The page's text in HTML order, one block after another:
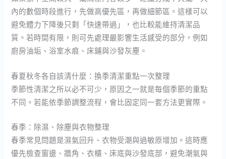
內的數個時段進行，先做高優先區，再做細節區。這樣可以
避免體力下降後只剩「快速帶過」，也比較能維持清潔品
質。若時間有限，則可先處理最影響生活感受的部分，例如
廚房油垢、浴室水痕、床鋪與沙發灰塵。
春夏秋冬各自該清什麼：換季清潔重點一次整理
季節性清潔之所以必不可少，原因之一就是每個季節的重點
不同。若能依季節調整流程，會比固定同一套方法更實際。
春季：除濕、除塵與衣物整理
春季常見問題是濕氣回升、衣物受潮與過敏原增加。這時應
優先檢查窗邊、牆角、衣櫃、床底與沙發底部，避免潮氣與